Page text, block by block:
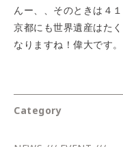
んー、、そのときは４１
京都にも世界遺産はた
なりますね！偉大です。
Category